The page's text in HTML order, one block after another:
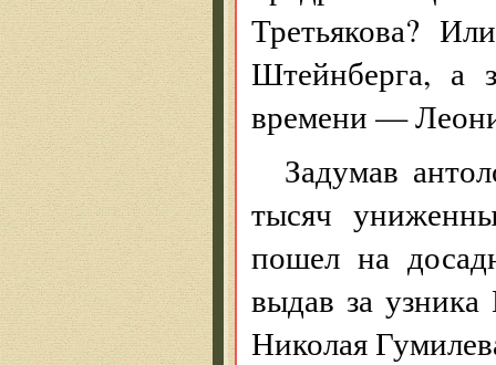
Третьякова?
Штейнберга, а
времени —
Задумав
тысяч
пошел на
выдав за
Николая